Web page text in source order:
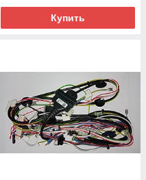
Купить